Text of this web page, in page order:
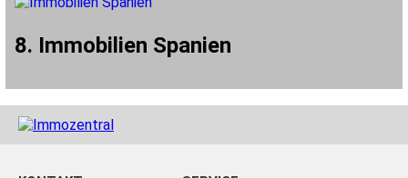
8. Immobilien Spanien